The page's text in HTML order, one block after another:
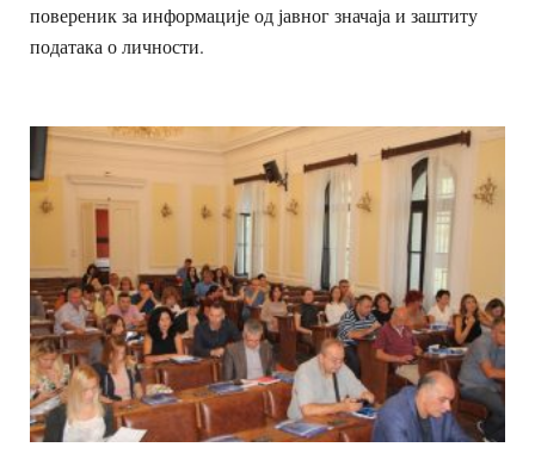
повереник за информације од јавног значаја и заштиту
података о личности.